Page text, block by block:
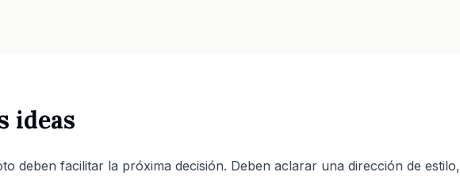
ideas
deben facilitar la próxima decisión. Deben aclarar una dirección de estilo,